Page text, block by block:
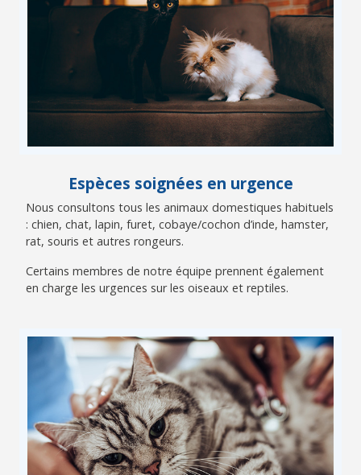
Espèces soignées en urgence
Nous consultons tous les animaux domestiques habituels
: chien, chat, lapin, furet, cobaye/cochon d’inde, hamster,
rat, souris et autres rongeurs.
Certains membres de notre équipe prennent également
en charge les urgences sur les oiseaux et reptiles.